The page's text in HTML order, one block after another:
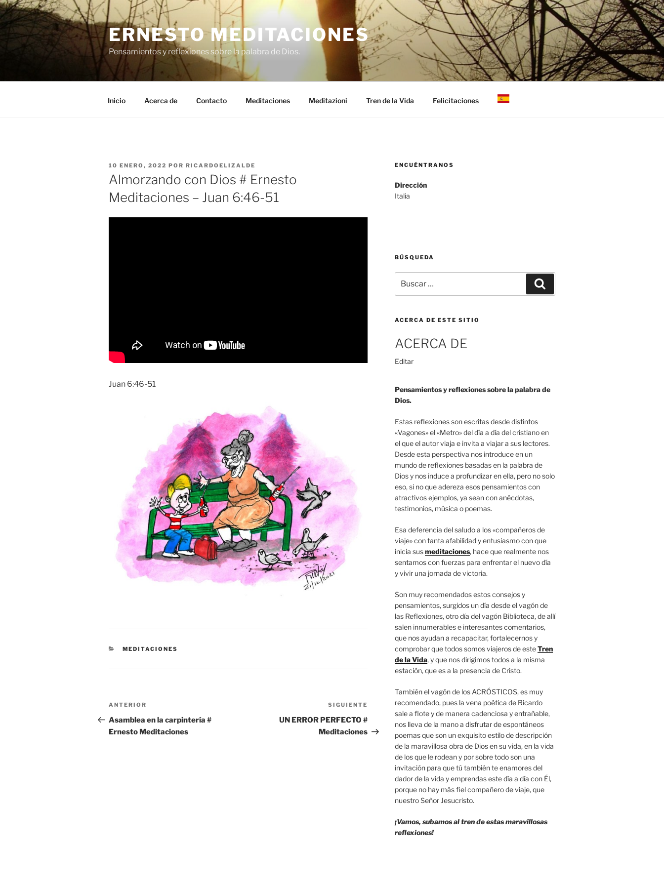
Saltar
al
contenido
ERNESTO MEDITACIONES
Pensamientos y reflexiones sobre la palabra de Dios.
Inicio Acerca de Contacto Meditaciones Meditazioni Tren de la Vida Felicitaciones
PUBLICADO
EL
10 ENERO, 2022 POR RICARDOELIZALDE
Almorzando con Dios # Ernesto
Meditaciones – Juan 6:46-51
Juan 6:46-51
CATEGORÍAS
MEDITACIONES
Navegación
de
entradas
Entrada
anterior:
ANTERIOR
Asamblea en la carpintería #
Ernesto Meditaciones
Siguiente
entrada
SIGUIENTE
UN ERROR PERFECTO #
Meditaciones
ENCUÉNTRANOS
Dirección
Italia
BÚSQUEDA
por:
ACERCA DE ESTE SITIO
ACERCA DE
Editar«Acerca
Pensamientos y reflexiones sobre la palabra de
Dios.
Estas reflexiones son escritas desde distintos
«Vagones» el «Metro» del día a día del cristiano en
el que el autor viaja e invita a viajar a sus lectores.
Desde esta perspectiva nos introduce en un
mundo de reflexiones basadas en la palabra de
Dios y nos induce a profundizar en ella, pero no solo
eso, si no que adereza esos pensamientos con
atractivos ejemplos, ya sean con anécdotas,
testimonios, música o poemas.
Esa deferencia del saludo a los «compañeros de
viaje» con tanta afabilidad y entusiasmo con que
inicia susmeditaciones, hace que realmente nos
sentamos con fuerzas para enfrentar el nuevo día
y vivir una jornada de victoria.
Son muy recomendados estos consejos y
pensamientos, surgidos un día desde el vagón de
las Reflexiones, otro día del vagón Biblioteca, de allí
salen innumerables e interesantes comentarios,
que nos ayudan a recapacitar, fortalecernos y
comprobar que todos somos viajeros de esteTren
de la Vida, y que nos dirigimos todos a la misma
estación, que es a la presencia de Cristo.
También el vagón de los ACRÓSTICOS, es muy
recomendado, pues la vena poética de Ricardo
sale a flote y de manera cadenciosa y entrañable,
nos lleva de la mano a disfrutar de espontáneos
poemas que son un exquisito estilo de descripción
de la maravillosa obra de Dios en su vida, en la vida
de los que le rodean y por sobre todo son una
invitación para que tú también te enamores del
dador de la vida y emprendas este día a día con Él,
porque no hay más fiel compañero de viaje, que
nuestro Señor Jesucristo.
¡Vamos, subamos al tren de estas maravillosas
reflexiones!